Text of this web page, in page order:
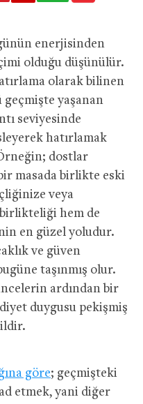
enerjisinden
olduğu düşünülür.
olarak bilinen
yaşanan
seviyesinde
hatırlamak
dostlar
masada birlikte eski
veya
hem de
en güzel yoludur.
ve güven
taşınmış olur.
ardından bir
duygusu pekişmiş
göre; geçmişteki
etmek, yani diğer